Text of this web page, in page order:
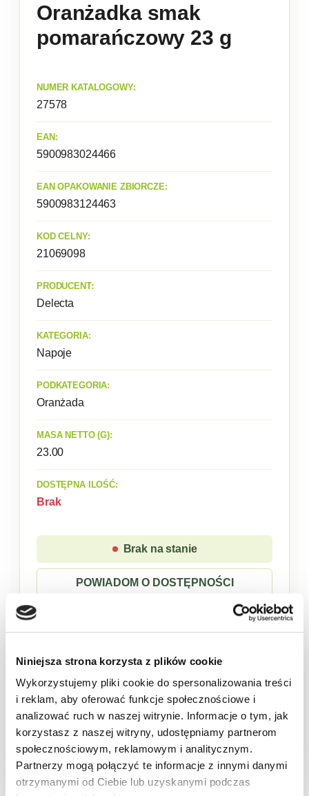
Niniejsza strona korzysta z plików cookie
Wykorzystujemy pliki cookie do spersonalizowania treści
i reklam, aby oferować funkcje społecznościowe i
analizować ruch w naszej witrynie. Informacje o tym, jak
korzystasz z naszej witryny, udostępniamy partnerom
społecznościowym, reklamowym i analitycznym.
Partnerzy mogą połączyć te informacje z innymi danymi
otrzymanymi od Ciebie lub uzyskanymi podczas
Oranżadka smak
pomarańczowy 23 g
NUMER KATALOGOWY:
27578
EAN:
5900983024466
EAN OPAKOWANIE ZBIORCZE:
5900983124463
KOD CELNY:
21069098
PRODUCENT:
Delecta
KATEGORIA:
Napoje
PODKATEGORIA:
Oranżada
MASA NETTO (G):
23.00
DOSTĘPNA ILOŚĆ:
Brak
Brak na stanie
POWIADOM O DOSTĘPNOŚCI
Sklep w trybie katalogowym. Zaloguj się, aby
złożyć zamówienie.
Produkt chwilowo niedostępny
Opis Cechy Skład Wartości odżywcze